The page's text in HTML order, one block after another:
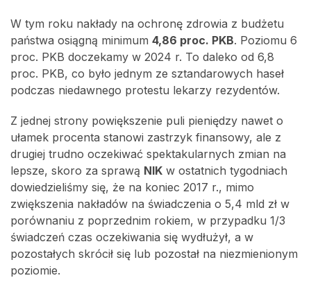
W tym roku nakłady na ochronę zdrowia z budżetu
państwa osiągną minimum 4,86 proc. PKB. Poziomu 6
proc. PKB doczekamy w 2024 r. To daleko od 6,8
proc. PKB, co było jednym ze sztandarowych haseł
podczas niedawnego protestu lekarzy rezydentów.
Z jednej strony powiększenie puli pieniędzy nawet o
ułamek procenta stanowi zastrzyk finansowy, ale z
drugiej trudno oczekiwać spektakularnych zmian na
lepsze, skoro za sprawą NIK w ostatnich tygodniach
dowiedzieliśmy się, że na koniec 2017 r., mimo
zwiększenia nakładów na świadczenia o 5,4 mld zł w
porównaniu z poprzednim rokiem, w przypadku 1/3
świadczeń czas oczekiwania się wydłużył, a w
pozostałych skrócił się lub pozostał na niezmienionym
poziomie.